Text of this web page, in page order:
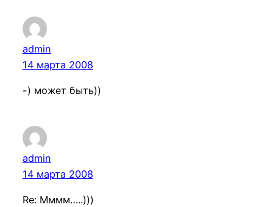
admin
14 марта 2008
-) может быть))
admin
14 марта 2008
Re: Мммм…..)))